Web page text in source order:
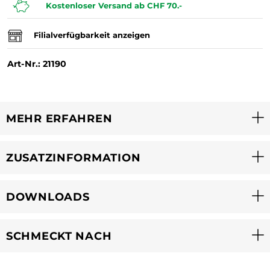
Kostenloser Versand ab CHF 70.-
Filialverfügbarkeit anzeigen
Art-Nr.: 21190
MEHR ERFAHREN
ZUSATZINFORMATION
DOWNLOADS
SCHMECKT NACH